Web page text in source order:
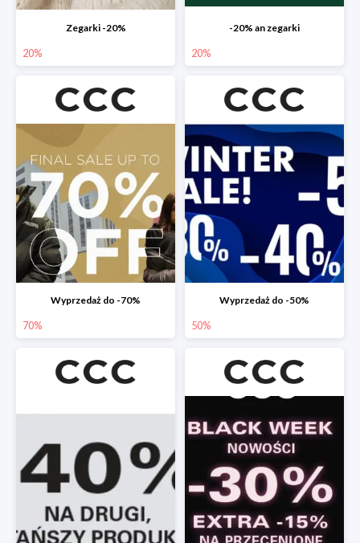
Zegarki -20%
20%
-20% an zegarki
20%
Wyprzedaż do -70%
70%
Wyprzedaż do -50%
50%